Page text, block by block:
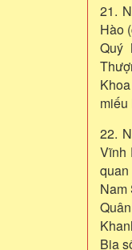
21.
Hào
Quý
miếu
22.
Vĩnh
Nam
Bia